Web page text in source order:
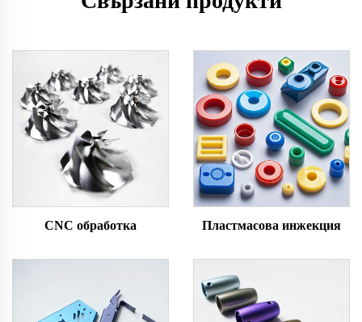
CNC обработка Пластмасова инжекция